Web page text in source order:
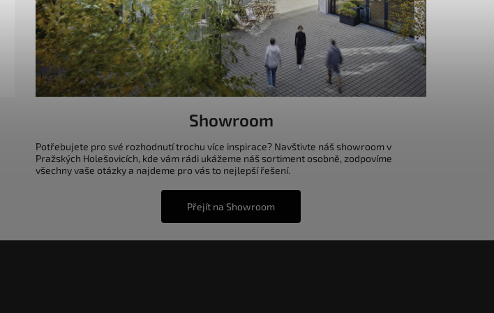
Showroom
Potřebujete pro své rozhodnutí trochu více inspirace? Navštivte náš showroom v
Pražských Holešovicích, kde vám rádi ukážeme náš sortiment osobně, zodpovíme
všechny vaše otázky a najdeme pro vás to nejlepší řešení.
Přejít na Showroom